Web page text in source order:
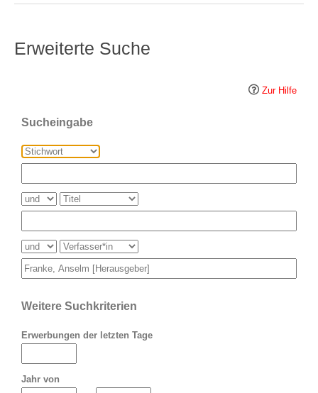
Erweiterte Suche
Zur Hilfe
Sucheingabe
Weitere Suchkriterien
Erwerbungen der letzten Tage
Jahr von